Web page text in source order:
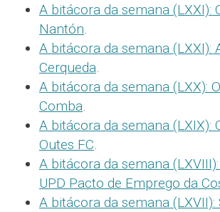
A bitácora da semana (LXXI):
Nantón.
A bitácora da semana (LXXI):
Cerqueda.
A bitácora da semana (LXX):
Comba.
A bitácora da semana (LXIX):
Outes FC.
A bitácora da semana
UPD Pacto de Emprego da
A bitácora da semana